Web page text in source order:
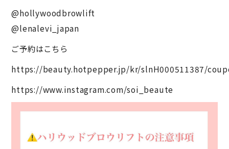
@hollywoodbrowlift
@lenalevi_japan
ご予約はこちら
https://beauty.hotpepper.jp/kr/slnH000511387/
https://www.instagram.com/soi_beaute